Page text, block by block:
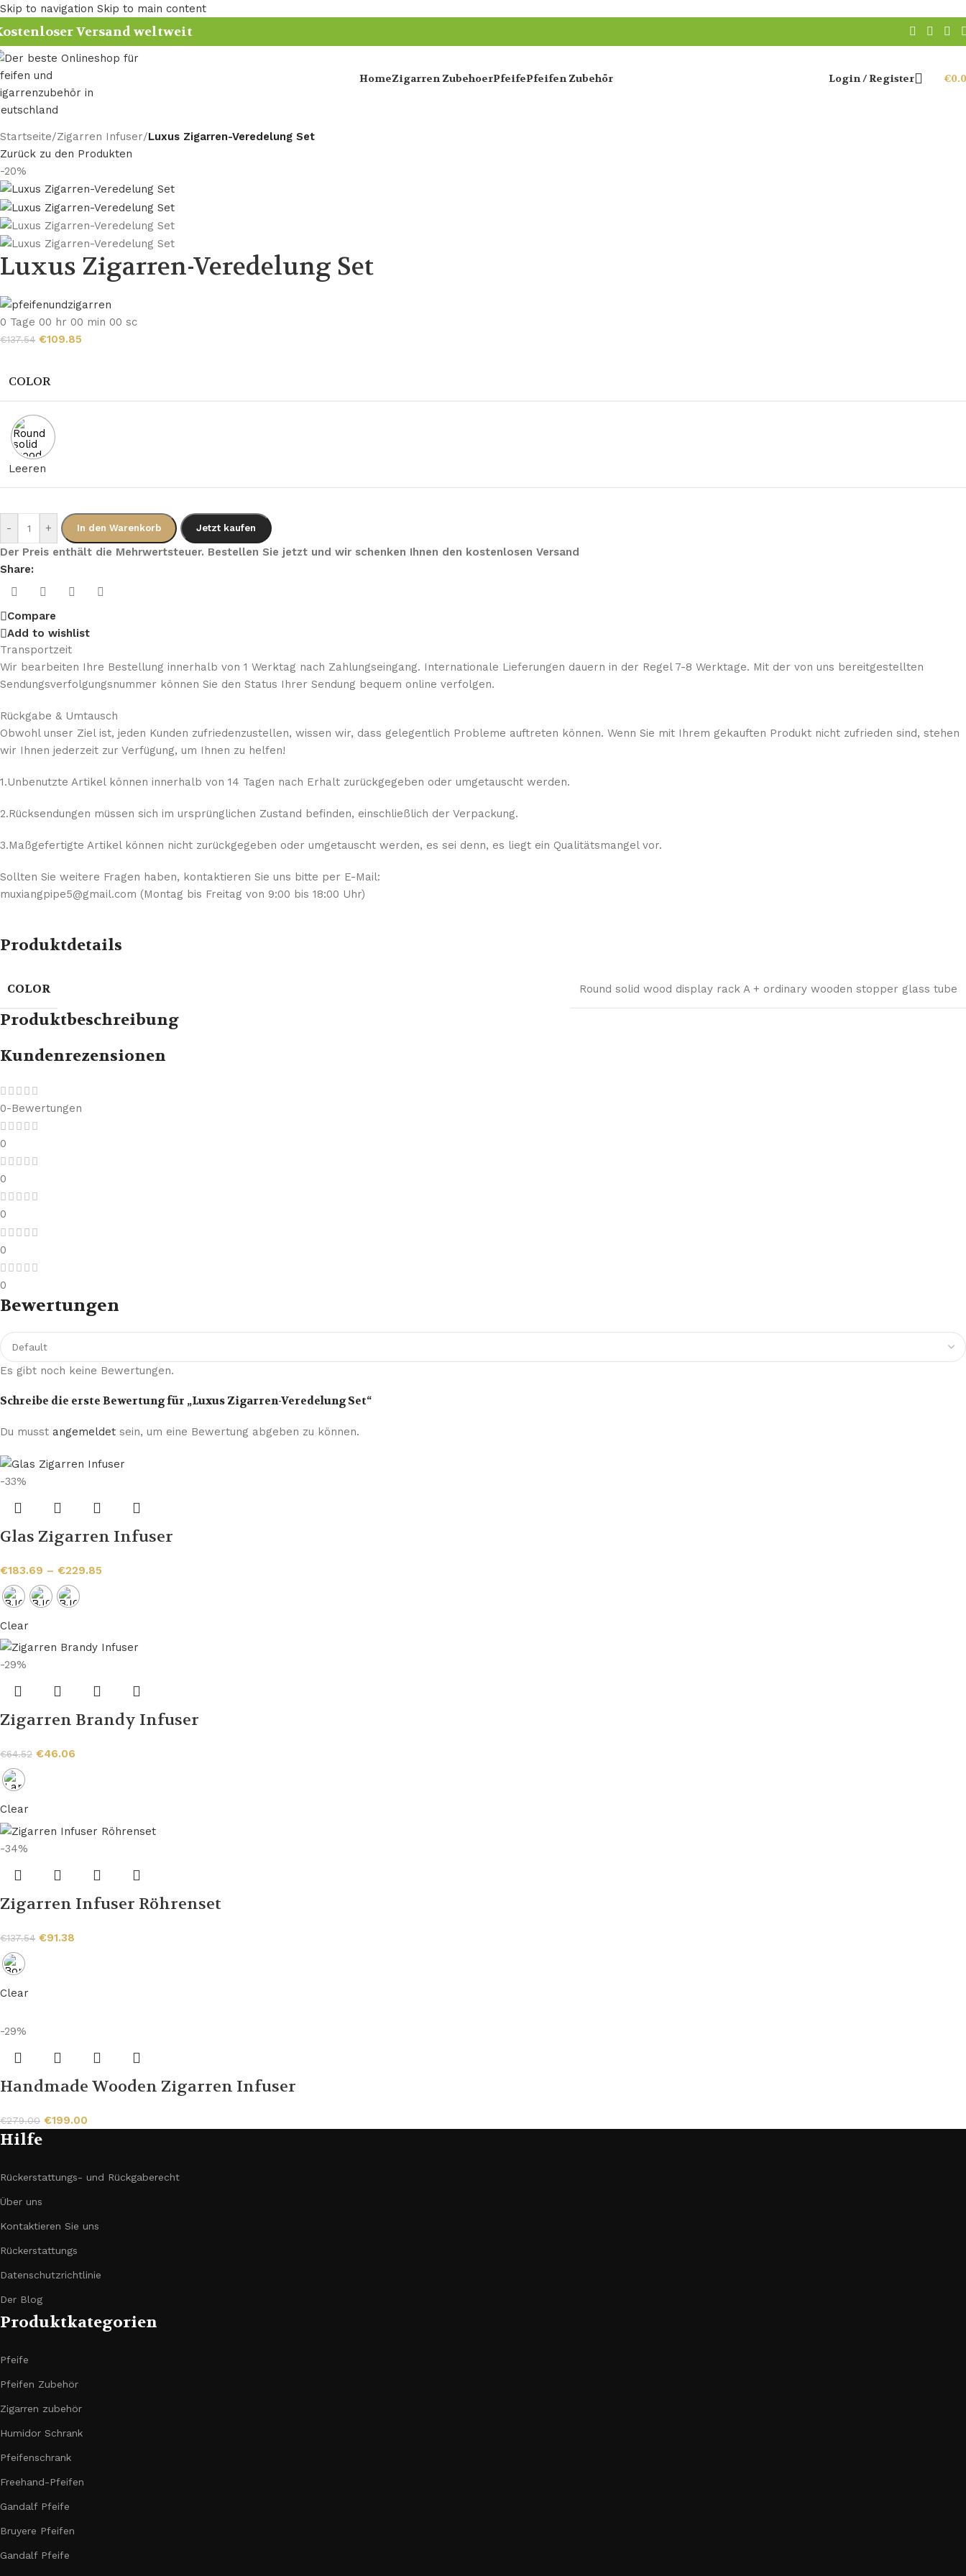
Skip to navigation Skip to main content
Versand weltweit
HomeZigarren ZubehoerPfeifePfeifen Zubehör Login / Register €
Startseite/Zigarren Infuser/Luxus Zigarren-Veredelung Set
Zurück zu den Produkten
-20%
Luxus Zigarren-Veredelung Set
0 Tage 00 hr 00 min 00 sc
€137.54 €109.85
COLOR
Leeren
- + In den Warenkorb Jetzt kaufen
Der Preis enthält die Mehrwertsteuer. Bestellen Sie jetzt und wir schenken Ihnen den kostenlosen Versand
Share:
Compare
Add to wishlist
Transportzeit
Wir bearbeiten Ihre Bestellung innerhalb von 1 Werktag nach Zahlungseingang. Internationale Lieferungen dauern in der Regel 7-8 Werktage. Mit der von uns bereitgestellten
Sendungsverfolgungsnummer können Sie den Status Ihrer Sendung bequem online verfolgen.
Rückgabe & Umtausch
Obwohl unser Ziel ist, jeden Kunden zufriedenzustellen, wissen wir, dass gelegentlich Probleme auftreten können. Wenn Sie mit Ihrem gekauften Produkt nicht zufrieden sind, stehen
wir Ihnen jederzeit zur Verfügung, um Ihnen zu helfen!
1.Unbenutzte Artikel können innerhalb von 14 Tagen nach Erhalt zurückgegeben oder umgetauscht werden.
2.Rücksendungen müssen sich im ursprünglichen Zustand befinden, einschließlich der Verpackung.
3.Maßgefertigte Artikel können nicht zurückgegeben oder umgetauscht werden, es sei denn, es liegt ein Qualitätsmangel vor.
Sollten Sie weitere Fragen haben, kontaktieren Sie uns bitte per E-Mail:
muxiangpipe5@gmail.com (Montag bis Freitag von 9:00 bis 18:00 Uhr)
Produktdetails
COLOR Round solid wood display rack A + ordinary wooden stopper glass tube
Produktbeschreibung
Kundenrezensionen
0-Bewertungen
0
0
0
0
0
Bewertungen
Es gibt noch keine Bewertungen.
Schreibe die erste Bewertung für „Luxus Zigarren-Veredelung Set“
Du musst angemeldet sein, um eine Bewertung abgeben zu können.
-33%
Glas Zigarren Infuser
€183.69 – €229.85
Clear
-29%
Zigarren Brandy Infuser
€64.52 €46.06
Clear
-34%
Zigarren Infuser Röhrenset
€137.54 €91.38
Clear
-29%
Handmade Wooden Zigarren Infuser
€279.00 €199.00
Hilfe
Rückerstattungs- und Rückgaberecht
Über uns
Kontaktieren Sie uns
Rückerstattungs
Datenschutzrichtlinie
Der Blog
Produktkategorien
Pfeife
Pfeifen Zubehör
Zigarren zubehör
Humidor Schrank
Pfeifenschrank
Freehand-Pfeifen
Gandalf Pfeife
Bruyere Pfeifen
Gandalf Pfeife